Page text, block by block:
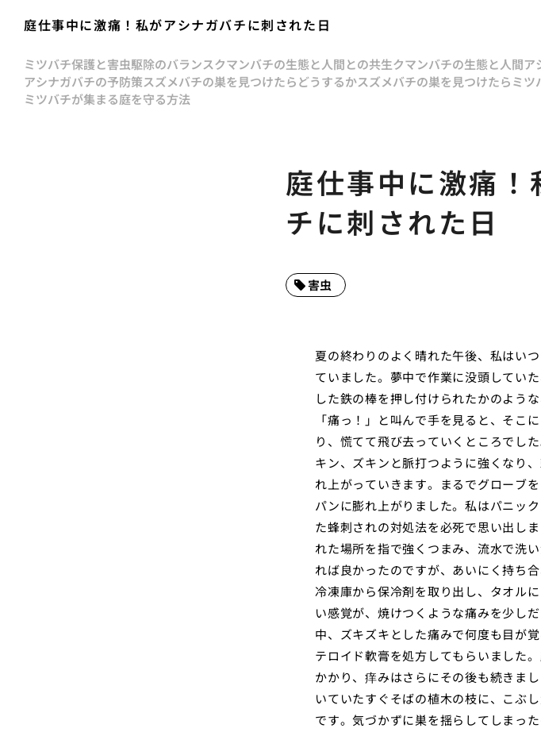
庭仕事中に激痛！私がアシナガバチに刺された日
ミツバチ保護と害虫駆除のバランスクマンバチの生態と人間との共生クマンバチの生態と人間ア
アシナガバチの予防策スズメバチの巣を見つけたらどうするかスズメバチの巣を見つけたらミツ
ミツバチが集まる庭を守る方法
庭仕事中に激痛
チに刺された日
害虫
夏の終わりのよく晴れた午後、私はい
ていました。夢中で作業に没頭してい
した鉄の棒を押し付けられたかのよう
「痛っ！」と叫んで手を見ると、そこ
り、慌てて飛び去っていくところでし
キン、ズキンと脈打つように強くなり
れ上がっていきます。まるでグローブ
パンに膨れ上がりました。私はパニッ
た蜂刺されの対処法を必死で思い出し
れた場所を指で強くつまみ、流水で洗
れば良かったのですが、あいにく持ち
冷凍庫から保冷剤を取り出し、タオル
い感覚が、焼けつくような痛みを少し
中、ズキズキとした痛みで何度も目が
テロイド軟膏を処方してもらいました
かかり、痒みはさらにその後も続きま
いていたすぐそばの植木の枝に、こぶ
です。気づかずに巣を揺らしてしまっ